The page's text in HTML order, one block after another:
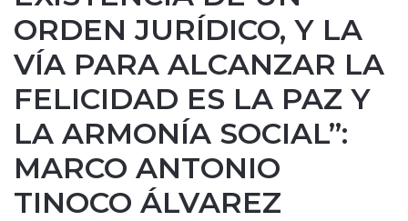
ORDEN JURÍDICO, Y LA
VÍA PARA ALCANZAR LA
FELICIDAD ES LA PAZ Y
LA ARMONÍA SOCIAL”:
MARCO ANTONIO
TINOCO ÁLVAREZ